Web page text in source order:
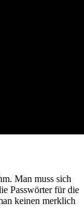
Man muss sich
Passwörter für die
keinen merklich